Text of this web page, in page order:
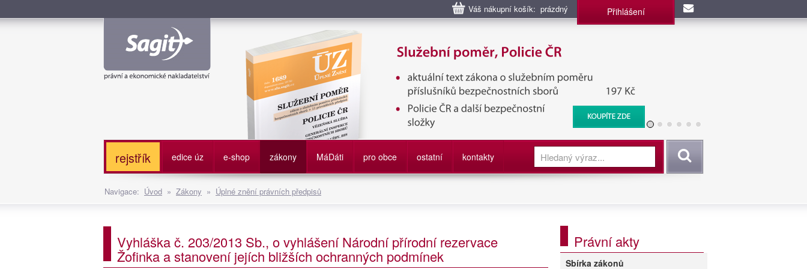
Váš nákupní košík: prázdný Přihlášení
Služební poměr příslušníků bezpečnostních sborů, Policie ČR, Vězeňská služba, BIS, Zpravodajské
služby
rejstřík edice úz e-shop zákony MáDáti pro obce ostatní kontakty Vyhledat
Navigace: Úvod » Zákony » Úplné znění právních předpisů
Vyhláška č. 203/2013 Sb., o vyhlášení Národní přírodní rezervace
Žofinka a stanovení jejích bližších ochranných podmínek
Právní akty
Sbírka zákonů